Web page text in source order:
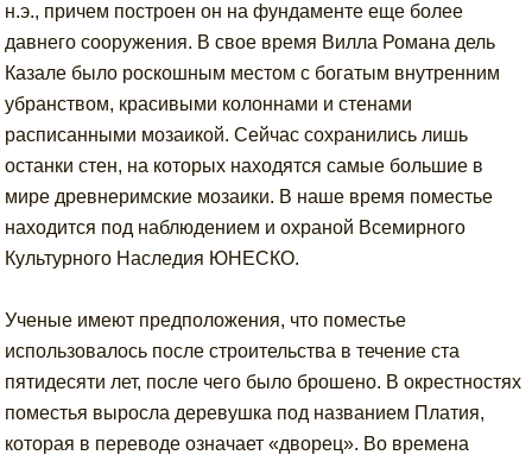
н.э., причем построен он на фундаменте еще более
давнего сооружения. В свое время Вилла Романа дель
Казале было роскошным местом с богатым внутренним
убранством, красивыми колоннами и стенами
расписанными мозаикой. Сейчас сохранились лишь
останки стен, на которых находятся самые большие в
мире древнеримские мозаики. В наше время поместье
находится под наблюдением и охраной Всемирного
Культурного Наследия ЮНЕСКО.
Ученые имеют предположения, что поместье
использовалось после строительства в течение ста
пятидесяти лет, после чего было брошено. В окрестностях
поместья выросла деревушка под названием Платия,
которая в переводе означает «дворец». Во времена